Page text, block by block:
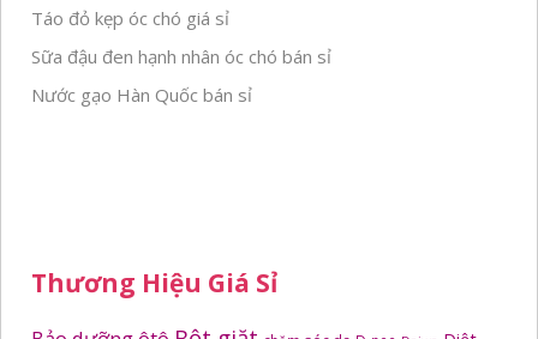
Táo đỏ kẹp óc chó giá sỉ
Sữa đậu đen hạnh nhân óc chó bán sỉ
Nước gạo Hàn Quốc bán sỉ
Thương Hiệu Giá Sỉ